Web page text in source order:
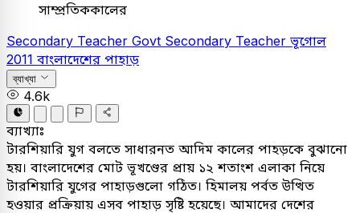
সাম্প্রতিককালের
Secondary Teacher Govt Secondary Teacher ভূগোল
2011 বাংলাদেশের পাহাড়
ব্যাখ্যা
4.6k
ব্যাখ্যাঃ
টারশিয়ারি যুগ বলতে সাধারনত আদিম কালের পাহড়কে বুঝানো
হয়। বাংলাদেশের মোট ভূখণ্ডের প্রায় ১২ শতাংশ এলাকা নিয়ে
টারশিয়ারি যুগের পাহাড়গুলো গঠিত। হিমালয় পর্বত উত্থিত
হওয়ার প্রক্রিয়ায় এসব পাহাড় সৃষ্টি হয়েছে। আমাদের দেশের